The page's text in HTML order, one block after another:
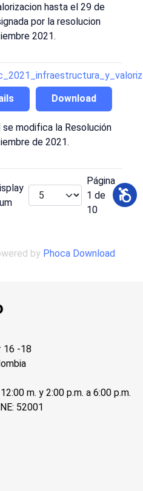
hasta el 29 de
por la resolucion
2021.
Download
se modifica la Resolución
de 2021.
Página
1 de
10
by Phoca Download
16 -18
m. y 2:00 p.m. a 6:00 p.m.
52001